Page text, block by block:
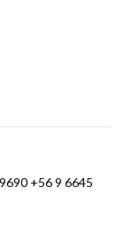
+56 9 6645